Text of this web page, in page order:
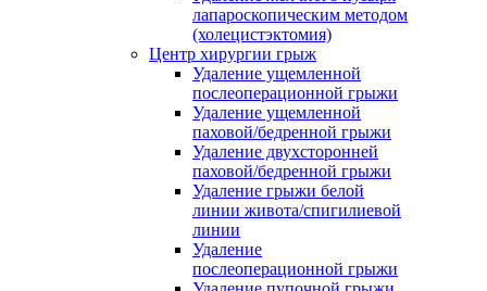
лапароскопическим методом
(холецистэктомия)
Центр хирургии грыж
Удаление ущемленной
послеоперационной грыжи
Удаление ущемленной
паховой/бедренной грыжи
Удаление двухсторонней
паховой/бедренной грыжи
Удаление грыжи белой
линии живота/спигилиевой
линии
Удаление
послеоперационной грыжи